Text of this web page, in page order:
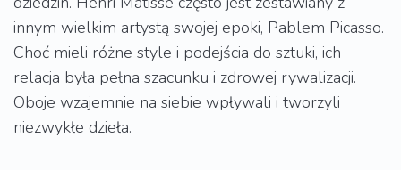
innym wielkim artystą swojej epoki, Pablem Picasso.
Choć mieli różne style i podejścia do sztuki, ich
relacja była pełna szacunku i zdrowej rywalizacji.
Oboje wzajemnie na siebie wpływali i tworzyli
niezwykłe dzieła.